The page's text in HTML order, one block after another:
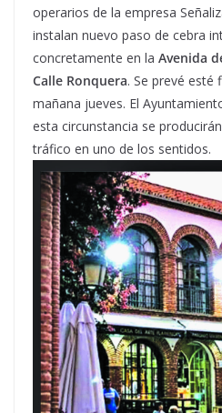
operarios de la empresa
instalan nuevo paso de cebra
concretamente en la Avenida
Calle Ronquera. Se prevé esté
mañana jueves. El
esta circunstancia se
tráfico en uno de los sentidos.